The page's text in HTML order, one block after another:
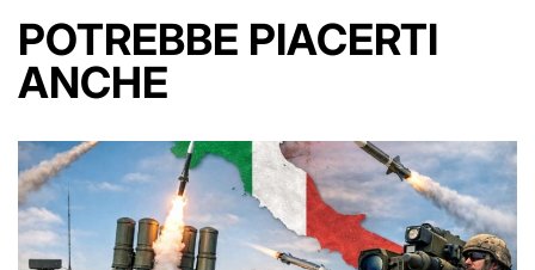
POTREBBE PIACERTI
ANCHE